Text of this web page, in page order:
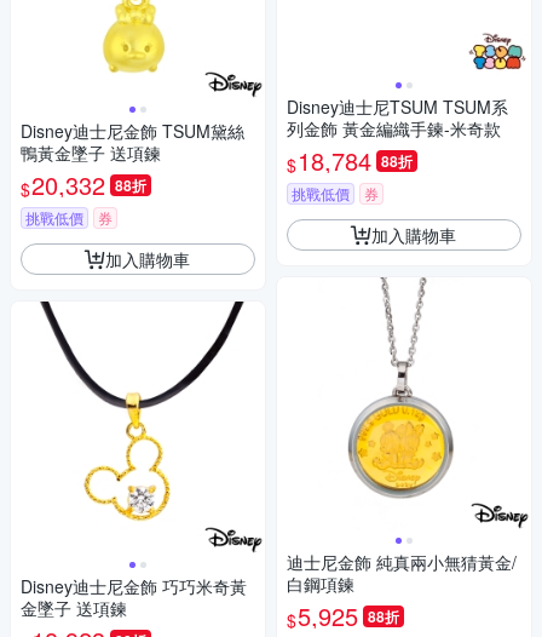
Disney迪士尼金飾 TSUM黛絲
鴨黃金墜子 送項鍊
$20,332 88折
挑戰低價 券
加入購物車
Disney迪士尼金飾 巧巧米奇黃
金墜子 送項鍊
Disney迪士尼TSUM TSUM系
列金飾 黃金編織手鍊-米奇款
$18,784 88折
挑戰低價 券
加入購物車
迪士尼金飾 純真兩小無猜黃金/
白鋼項鍊
$5,925 88折